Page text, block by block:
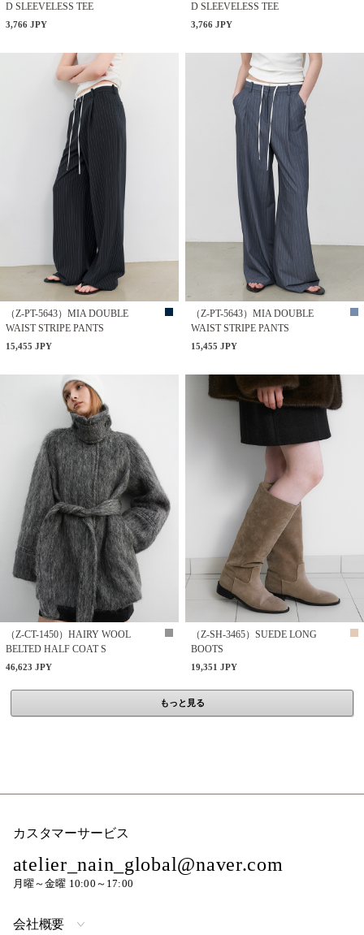
D SLEEVELESS TEE
3,766 JPY
D SLEEVELESS TEE
3,766 JPY
（Z-PT-5643）MIA DOUBLE
WAIST STRIPE PANTS
15,455 JPY
（Z-PT-5643）MIA DOUBLE
WAIST STRIPE PANTS
15,455 JPY
（Z-CT-1450）HAIRY WOOL
BELTED HALF COAT S
46,623 JPY
（Z-SH-3465）SUEDE LONG
BOOTS
19,351 JPY
もっと見る
カスタマーサービス
atelier_nain_global@naver.com
月曜～金曜 10:00～17:00
会社概要